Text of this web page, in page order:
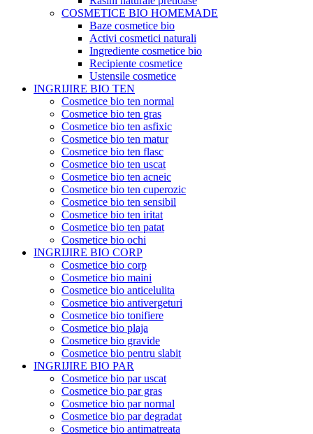
COSMETICE BIO HOMEMADE
Baze cosmetice bio
Activi cosmetici naturali
Ingrediente cosmetice bio
Recipiente cosmetice
Ustensile cosmetice
INGRIJIRE BIO TEN
Cosmetice bio ten normal
Cosmetice bio ten gras
Cosmetice bio ten asfixic
Cosmetice bio ten matur
Cosmetice bio ten flasc
Cosmetice bio ten uscat
Cosmetice bio ten acneic
Cosmetice bio ten cuperozic
Cosmetice bio ten sensibil
Cosmetice bio ten iritat
Cosmetice bio ten patat
Cosmetice bio ochi
INGRIJIRE BIO CORP
Cosmetice bio corp
Cosmetice bio maini
Cosmetice bio anticelulita
Cosmetice bio antivergeturi
Cosmetice bio tonifiere
Cosmetice bio plaja
Cosmetice bio gravide
Cosmetice bio pentru slabit
INGRIJIRE BIO PAR
Cosmetice bio par uscat
Cosmetice bio par gras
Cosmetice bio par normal
Cosmetice bio par degradat
Cosmetice bio antimatreata